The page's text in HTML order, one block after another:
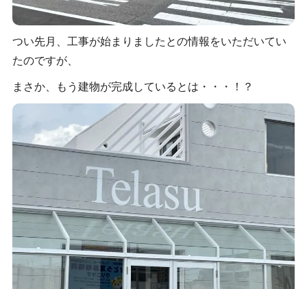
つい先月、工事が始まりましたとの情報をいただいてい
たのですが、
まさか、もう建物が完成しているとは・・・！？